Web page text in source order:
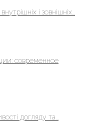
і зовнішніх...
современное
догляду та...